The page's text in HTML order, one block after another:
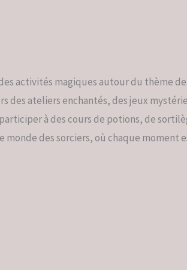
activités magiques autour du thème de
des ateliers enchantés, des jeux
à des cours de potions, de
des sorciers, où chaque